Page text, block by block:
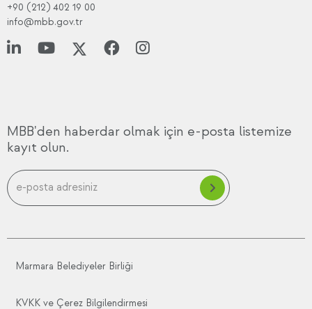
+90 (212) 402 19 00
info@mbb.gov.tr
MBB'den haberdar olmak için e-posta listemize
kayıt olun.
Marmara Belediyeler Birliği
KVKK ve Çerez Bilgilendirmesi